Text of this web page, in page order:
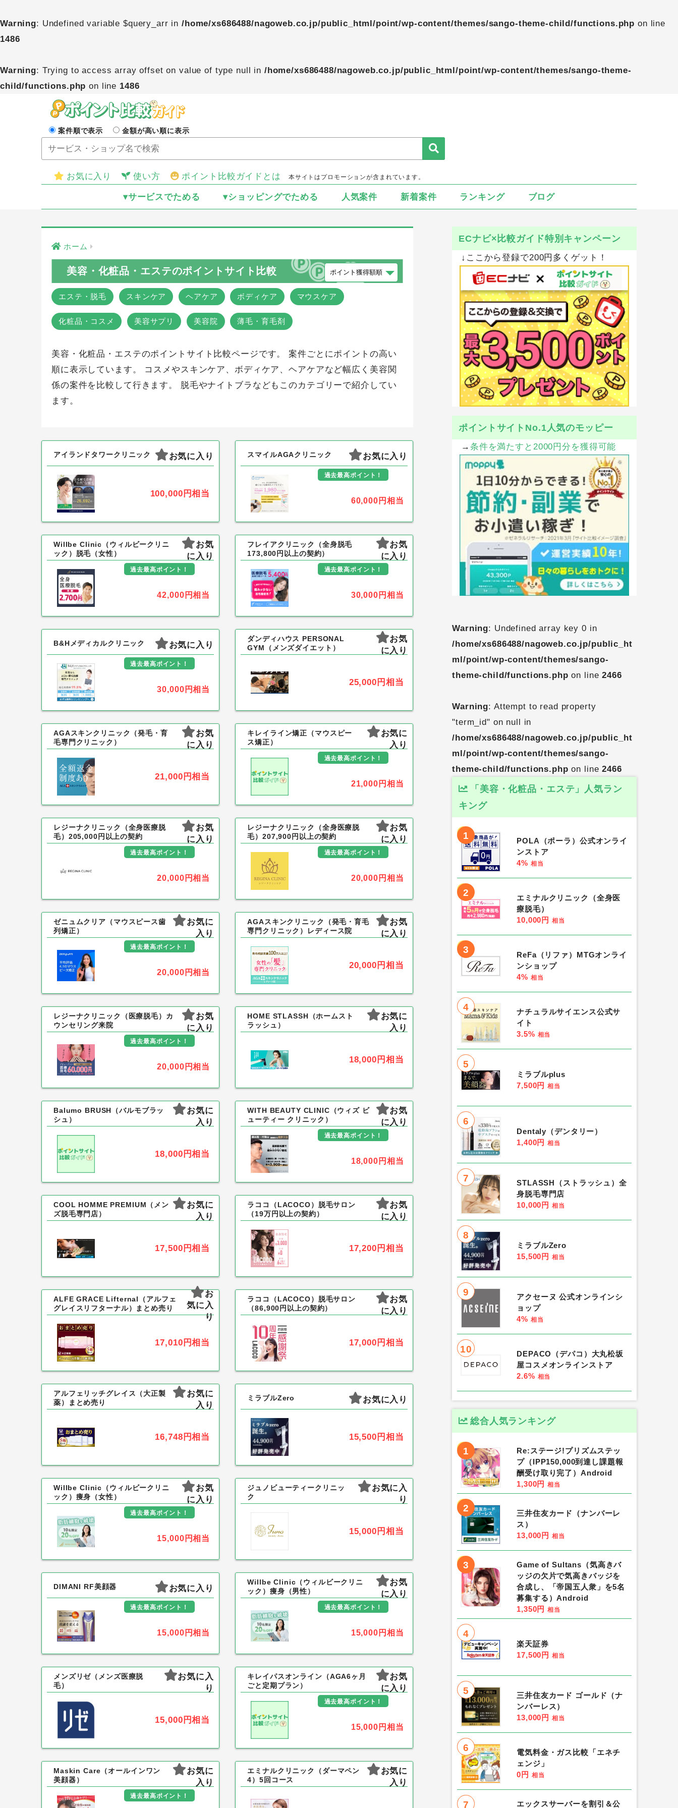
Warning: Undefined variable $query_arr in /home/xs686488/nagoweb.co.jp/public_html/point/wp-content/themes/sango-theme-child/functions.php on line
1486
Warning: Trying to access array offset on value of type null in /home/xs686488/nagoweb.co.jp/public_html/point/wp-content/themes/sango-theme-
child/functions.php on line 1486
案件順で表示 金額が高い順に表示
お気に入り 使い方 ポイント比較ガイドとは 本サイトはプロモーションが含まれています。
▾サービスでためる ▾ショッピングでためる 人気案件 新着案件 ランキング ブログ
ホーム
美容・化粧品・エステのポイントサイト比較
エステ・脱毛 スキンケア ヘアケア ボディケア マウスケア
化粧品・コスメ 美容サプリ 美容院 薄毛・育毛剤
美容・化粧品・エステのポイントサイト比較ページです。 案件ごとにポイントの高い
順に表示しています。 コスメやスキンケア、ボディケア、ヘアケアなど幅広く美容関
係の案件を比較して行きます。 脱毛やナイトブラなどもこのカテゴリーで紹介してい
ます。
アイランドタワークリニック お気に入り
100,000円相当
スマイルAGAクリニック お気に入り
過去最高ポイント！
60,000円 相当
Willbe Clinic（ウィルビークリニ
ック）脱毛（女性）
お気
に入り
過去最高ポイント！
42,000円相当
フレイアクリニック（全身脱毛
173,800円以上の契約）
お気
に入り
過去最高ポイント！
30,000円 相当
B&Hメディカルクリニック お気に入り
過去最高ポイント！
30,000円相当
ダンディハウス PERSONAL
GYM（メンズダイエット）
お気
に入り
25,000円 相当
AGAスキンクリニック（発毛・育
毛専門クリニック）
お気
に入り
21,000円相当
キレイライン矯正（マウスピー
ス矯正）
お気に
入り
過去最高ポイント！
21,000円 相当
レジーナクリニック（全身医療脱
毛）205,000円以上の契約
お気
に入り
過去最高ポイント！
20,000円相当
レジーナクリニック（全身医療脱
毛）207,900円以上の契約
お気
に入り
過去最高ポイント！
20,000円 相当
ゼニュムクリア（マウスピース歯
列矯正）
お気に
入り
過去最高ポイント！
20,000円相当
AGAスキンクリニック（発毛・育毛
専門クリニック）レディース院
お気
に入り
20,000円 相当
レジーナクリニック（医療脱毛）カ
ウンセリング来院
お気
に入り
過去最高ポイント！
20,000円相当
HOME STLASSH（ホームスト
ラッシュ）
お気に
入り
18,000円 相当
Balumo BRUSH（バルモブラッ
シュ）
お気に
入り
18,000円相当
WITH BEAUTY CLINIC（ウィズ ビ
ューティー クリニック）
お気
に入り
過去最高ポイント！
18,000円 相当
COOL HOMME PREMIUM（メン
ズ脱毛専門店）
お気に
入り
17,500円相当
ラココ（LACOCO）脱毛サロン
（19万円以上の契約）
お気
に入り
17,200円 相当
ALFE GRACE Lifternal（アルフェ
グレイスリフターナル）まとめ売り
お
気に入
り
17,010円相当
ラココ（LACOCO）脱毛サロン
（86,900円以上の契約）
お気
に入り
17,000円 相当
アルフェリッチグレイス（大正製
薬）まとめ売り
お気に
入り
16,748円相当
ミラブルZero お気に入り
15,500円 相当
Willbe Clinic（ウィルビークリニ
ック）痩身（女性）
お気
に入り
過去最高ポイント！
15,000円相当
ジュノビューティークリニッ
ク
お気に入
り
15,000円 相当
DIMANI RF美顔器 お気に入り
過去最高ポイント！
15,000円相当
Willbe Clinic（ウィルビークリニ
ック）痩身（男性）
お気
に入り
過去最高ポイント！
15,000円 相当
メンズリゼ（メンズ医療脱
毛）
お気に入
り
15,000円相当
キレイパスオンライン（AGA6ヶ月
ごと定期プラン）
お気
に入り
過去最高ポイント！
15,000円 相当
Maskin Care（オールインワン
美顔器）
お気に
入り
過去最高ポイント！
エミナルクリニック（ダーマペン
4）5回コース
お気に
入り
ECナビ×比較ガイド特別キャンペーン
↓ここから登録で200円多くゲット！
ポイントサイトNo.1人気のモッピー
→ 条件を満たすと2000円分を獲得可能
Warning: Undefined array key 0 in
/home/xs686488/nagoweb.co.jp/public_ht
ml/point/wp-content/themes/sango-
theme-child/functions.php on line2466
Warning: Attempt to read property
"term_id" on null in
/home/xs686488/nagoweb.co.jp/public_ht
ml/point/wp-content/themes/sango-
theme-child/functions.php on line2466
「美容・化粧品・エステ」人気ラン
キング
1
POLA（ポーラ）公式オンライ
ンストア
4% 相当
2
エミナルクリニック（全身医
療脱毛）
10,000円 相当
3
ReFa（リファ）MTGオンライ
ンショップ
4% 相当
4
ナチュラルサイエンス公式サ
イト
3.5% 相当
5
ミラブルplus
7,500円 相当
6
Dentaly（デンタリー）
1,400円 相当
7
STLASSH（ストラッシュ）全
身脱毛専門店
10,000円 相当
8
ミラブルZero
15,500円 相当
9
アクセーヌ 公式オンラインシ
ョップ
4% 相当
10
DEPACO（デパコ）大丸松坂
屋コスメオンラインストア
2.6% 相当
総合人気ランキング
1
Re:ステージ!プリズムステッ
プ（IPP150,000到達し課題報
酬受け取り完了）Android
1,300円 相当
2
三井住友カード（ナンバーレ
ス）
13,000円 相当
3
Game of Sultans（気高きバ
ッジの欠片で気高きバッジを
合成し、「帝国五人衆」を5名
募集する）Android
1,350円 相当
4
楽天証券
17,500円 相当
5
三井住友カード ゴールド（ナ
ンバーレス）
13,000円 相当
6
電気料金・ガス比較「エネチ
ェンジ」
0円 相当
7 エックスサーバーを割引＆公